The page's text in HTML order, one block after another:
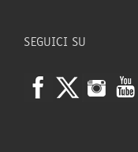
SEGUICI SU